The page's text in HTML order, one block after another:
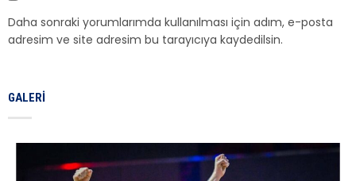
Daha sonraki yorumlarımda kullanılması için adım, e-posta
adresim ve site adresim bu tarayıcıya kaydedilsin.
GALERI